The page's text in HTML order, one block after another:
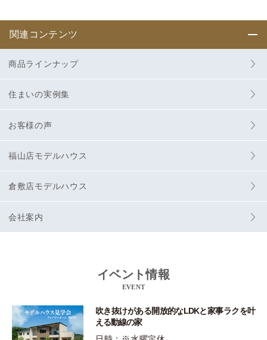
関連コンテンツ
商品ラインナップ
住まいの実例集
お客様の声
福山店モデルハウス
倉敷店モデルハウス
会社案内
イベント情報
EVENT
吹き抜けがある開放的なLDKと家事ラクを叶
える動線の家